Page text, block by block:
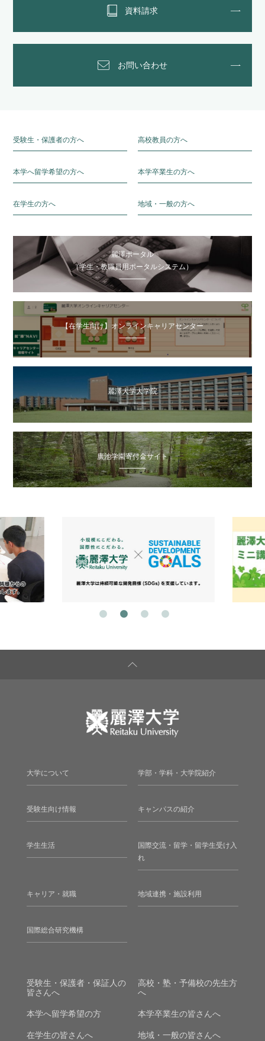
資料請求
お問い合わせ
受験生・保護者の方へ 高校教員の方へ
本学へ留学希望の方へ 本学卒業生の方へ
在学生の方へ 地域・一般の方へ
麗澤ポータル
（学生・教職員用ポータルシステム）
【在学生向け】オンラインキャリアセンター
麗澤大学大学院
廣池学園寄付金サイト
大学について 学部・学科・大学院紹介
受験生向け情報 キャンパスの紹介
学生生活
国際交流・留学・留学生受け入
れ
キャリア・就職 地域連携・施設利用
国際総合研究機構
受験生・保護者・保証人の
皆さんへ
高校・塾・予備校の先生方
へ
本学へ留学希望の方 本学卒業生の皆さんへ
在学生の皆さんへ 地域・一般の皆さんへ